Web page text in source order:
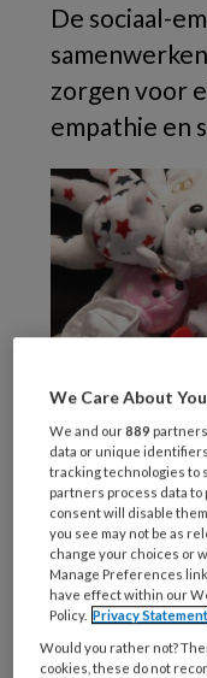
De sociaal-
zorgen voor
empathie en
Foto: Adobestock/Gale
Leeftijd:
We Care About
We and our889
data or unique
tracking technologies to
partners process data
consent will disable
you see may not be as
change your choices or
Manage Preferences
have effect within our
Policy. Privacy Statement
Would you rather not?
cookies, these do not